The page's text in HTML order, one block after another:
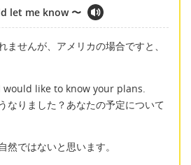
let me know 〜
ませんが、アメリカの場合ですと、
would like to know your plans.
なりました？あなたの予定について
然ではないと思います。